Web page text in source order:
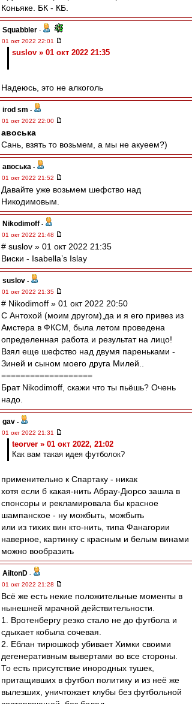
Коньяке. БК - КБ.
Squabbler -
01 окт 2022 22:01
suslov » 01 окт 2022 21:35
Надеюсь, это не алкоголь
irod sm -
01 окт 2022 22:00
авоська
Сань, взять то возьмем, а мы не акуеем?)
авоська -
01 окт 2022 21:52
Давайте уже возьмем шефство над
Никодимовым.
Nikodimoff -
01 окт 2022 21:48
# suslov » 01 окт 2022 21:35
Виски - Isabella’s Islay
suslov -
01 окт 2022 21:35
# Nikodimoff » 01 окт 2022 20:50
С Антохой (моим другом),да и я его привез из
Амстера в ФКСМ, была летом проведена
определенная работа и результат на лицо!
Взял еще шефство над двумя пареньками -
Зиней и сыном моего друга Милей..
===================
Брат Nikodimoff, скажи что ты пьёшь? Очень
надо.
gav -
01 окт 2022 21:31
teorver » 01 окт 2022, 21:02
Как вам такая идея футболок?
применительно к Спартаку - никак
хотя если б какая-нить Абрау-Дюрсо зашла в
спонсоры и рекламировала бы красное
шампанское - ну можбыть, можбыть
или из тихих вин кто-нить, типа Фанагории
наверное, картинку с красным и белым винами
можно вообразить
AiltonD -
01 окт 2022 21:28
Всё же есть некие положительные моменты в
нынешней мрачной действительности.
1. Вротенбергу резко стало не до футбола и
сдыхает кобыла сочевая.
2. Еблан тирюшкоф убивает Химки своими
дегенеративным вывертами во все стороны.
То есть присутствие инородных тушек,
притащивших в футбол политику и из неё же
вылезших, уничтожает клубы без футбольной